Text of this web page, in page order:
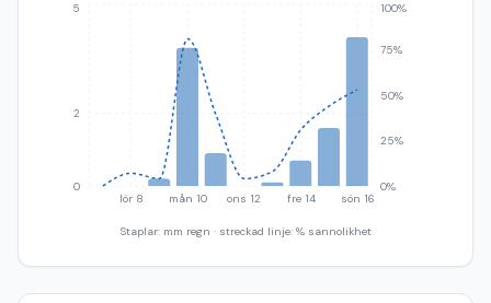
lör 8 mån 10 ons 12 fre 14 sön 16
0
2
5
0%
25%
50%
75%
100%
Staplar: mm regn · streckad linje: % sannolikhet